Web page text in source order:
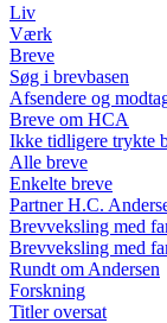
Liv
Værk
Breve
Søg i brevbasen
Afsendere og
Breve om HCA
Ikke tidligere trykte
Alle breve
Enkelte breve
Partner H.C.
Brevveksling med
Brevveksling med
Rundt om Andersen
Forskning
Titler oversat